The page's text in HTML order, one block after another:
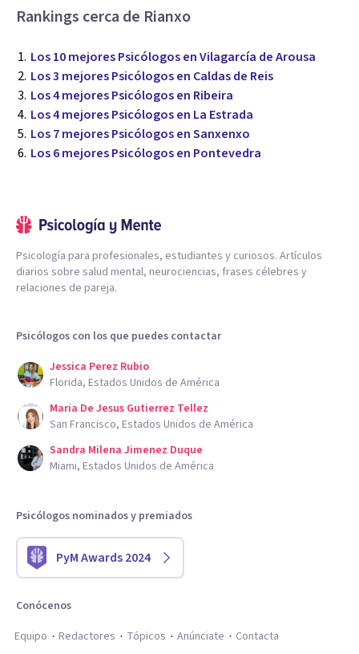
Rankings cerca de Rianxo
Los 10 mejores Psicólogos en Vilagarcía de Arousa
Los 3 mejores Psicólogos en Caldas de Reis
Los 4 mejores Psicólogos en Ribeira
Los 4 mejores Psicólogos en La Estrada
Los 7 mejores Psicólogos en Sanxenxo
Los 6 mejores Psicólogos en Pontevedra
Psicología para profesionales, estudiantes y curiosos. Artículos
diarios sobre salud mental, neurociencias, frases célebres y
relaciones de pareja.
Psicólogos con los que puedes contactar
Jessica Perez Rubio
Florida, Estados Unidos de América
Maria De Jesus Gutierrez Tellez
San Francisco, Estados Unidos de América
Sandra Milena Jimenez Duque
Miami, Estados Unidos de América
Psicólogos nominados y premiados
PyM Awards 2024
Conócenos
Equipo
Redactores Tópicos Anúnciate Contacta